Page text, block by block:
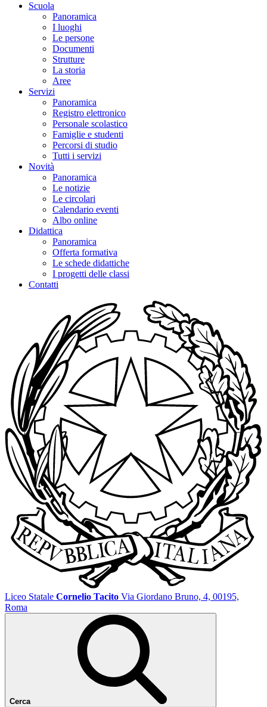
Scuola
Panoramica
I luoghi
Le persone
Documenti
Strutture
La storia
Aree
Servizi
Panoramica
Registro elettronico
Personale scolastico
Famiglie e studenti
Percorsi di studio
Tutti i servizi
Novità
Panoramica
Le notizie
Le circolari
Calendario eventi
Albo online
Didattica
Panoramica
Offerta formativa
Le schede didattiche
I progetti delle classi
Contatti
Liceo Statale Cornelio Tacito Via Giordano Bruno, 4, 00195,
Roma
Cerca